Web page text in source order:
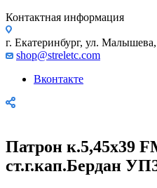
Контактная информация
г. Екатеринбург, ул.
shop@streletc.com
Вконтакте
Патрон к.5,45х39
ст.г.кап.Бердан